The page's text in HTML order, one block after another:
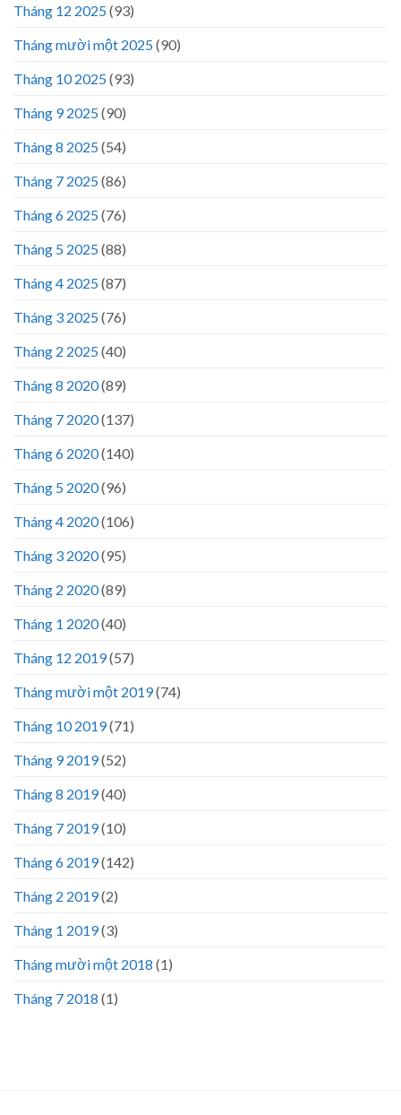
Tháng 12 2025(93)
Tháng mười một 2025(90)
Tháng 10 2025(93)
Tháng 9 2025(90)
Tháng 8 2025(54)
Tháng 7 2025(86)
Tháng 6 2025(76)
Tháng 5 2025(88)
Tháng 4 2025(87)
Tháng 3 2025(76)
Tháng 2 2025(40)
Tháng 8 2020(89)
Tháng 7 2020(137)
Tháng 6 2020(140)
Tháng 5 2020(96)
Tháng 4 2020(106)
Tháng 3 2020(95)
Tháng 2 2020(89)
Tháng 1 2020(40)
Tháng 12 2019(57)
Tháng mười một 2019(74)
Tháng 10 2019(71)
Tháng 9 2019(52)
Tháng 8 2019(40)
Tháng 7 2019(10)
Tháng 6 2019(142)
Tháng 2 2019(2)
Tháng 1 2019(3)
Tháng mười một 2018 (1)
Tháng 7 2018 (1)